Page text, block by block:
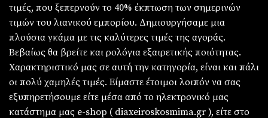
τιμές, που ξεπερνούν το 40% έκπτωση των σημερινών
τιμών του λιανικού εμπορίου. Δημιουργήσαμε μια
πλούσια γκάμα με τις καλύτερες τιμές της αγοράς.
Βεβαίως θα βρείτε και ρολόγια εξαιρετικής ποιότητας.
Χαρακτηριστικό μας σε αυτή την κατηγορία, είναι και πάλι
οι πολύ χαμηλές τιμές. Είμαστε έτοιμοι λοιπόν να σας
εξυπηρετήσουμε είτε μέσα από το ηλεκτρονικό μας
κατάστημα μας e-shop ( diaxeiroskosmima.gr ), είτε στο